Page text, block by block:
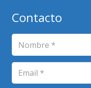
Contacto